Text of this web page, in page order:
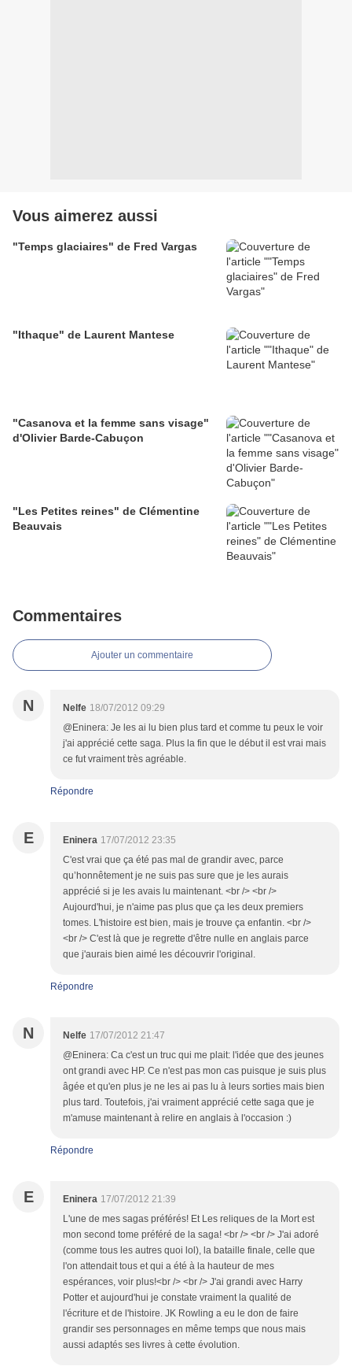
Vous aimerez aussi
"Temps glaciaires" de Fred Vargas
"Ithaque" de Laurent Mantese
"Casanova et la femme sans visage"
d'Olivier Barde-Cabuçon
"Les Petites reines" de Clémentine
Beauvais
Commentaires
Ajouter un commentaire
N Nelfe 18/07/2012 09:29
@Eninera: Je les ai lu bien plus tard et comme tu peux le voir
j'ai apprécié cette saga. Plus la fin que le début il est vrai mais
ce fut vraiment très agréable.
Répondre
E Eninera 17/07/2012 23:35
C'est vrai que ça été pas mal de grandir avec, parce
qu’honnêtement je ne suis pas sure que je les aurais
apprécié si je les avais lu maintenant. <br /> <br />
Aujourd'hui, je n'aime pas plus que ça les deux premiers
tomes. L'histoire est bien, mais je trouve ça enfantin. <br />
<br /> C'est là que je regrette d'être nulle en anglais parce
que j'aurais bien aimé les découvrir l'original.
Répondre
N Nelfe 17/07/2012 21:47
@Eninera: Ca c'est un truc qui me plait: l'idée que des jeunes
ont grandi avec HP. Ce n'est pas mon cas puisque je suis plus
âgée et qu'en plus je ne les ai pas lu à leurs sorties mais bien
plus tard. Toutefois, j'ai vraiment apprécié cette saga que je
m'amuse maintenant à relire en anglais à l'occasion :)
Répondre
E Eninera 17/07/2012 21:39
L'une de mes sagas préférés! Et Les reliques de la Mort est
mon second tome préféré de la saga! <br /> <br /> J'ai adoré
(comme tous les autres quoi lol), la bataille finale, celle que
l'on attendait tous et qui a été à la hauteur de mes
espérances, voir plus!<br /> <br /> J'ai grandi avec Harry
Potter et aujourd'hui je constate vraiment la qualité de
l'écriture et de l'histoire. JK Rowling a eu le don de faire
grandir ses personnages en même temps que nous mais
aussi adaptés ses livres à cette évolution.